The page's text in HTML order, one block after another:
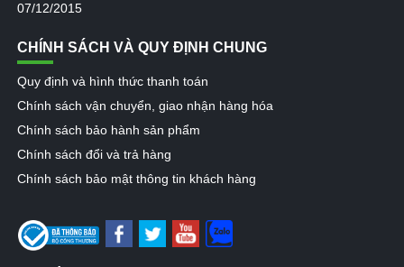
07/12/2015
CHÍNH SÁCH VÀ QUY ĐỊNH CHUNG
Quy định và hình thức thanh toán
Chính sách vận chuyển, giao nhận hàng hóa
Chính sách bảo hành sản phẩm
Chính sách đổi và trả hàng
Chính sách bảo mật thông tin khách hàng